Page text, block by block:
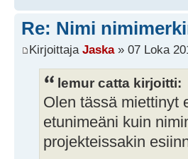
Re: Nimi
Kirjoittaja Jaska» 07 Loka
lemur catta kirjoitti:
Olen tässä miettinyt
etunimeäni kuin
projekteissakin